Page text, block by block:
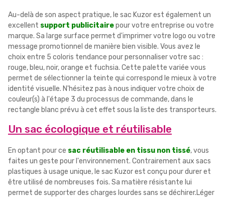
Au-delà de son aspect pratique, le sac Kuzor est également un
excellent support publicitairepour votre entreprise ou votre
marque. Sa large surface permet d'imprimer votre logo ou votre
message promotionnel de manière bien visible. Vous avez le
choix entre 5 coloris tendance pour personnaliser votre sac :
rouge, bleu, noir, orange et fuchsia. Cette palette variée vous
permet de sélectionner la teinte qui correspond le mieux à votre
identité visuelle. N'hésitez pas à nous indiquer votre choix de
couleur(s) à l'étape 3 du processus de commande, dans le
rectangle blanc prévu à cet effet sous la liste des transporteurs.
Un sac écologique et réutilisable
En optant pour ce sac réutilisable en tissu non tissé, vous
faites un geste pour l'environnement. Contrairement aux sacs
plastiques à usage unique, le sac Kuzor est conçu pour durer et
être utilisé de nombreuses fois. Sa matière résistante lui
permet de supporter des charges lourdes sans se déchirer.Léger